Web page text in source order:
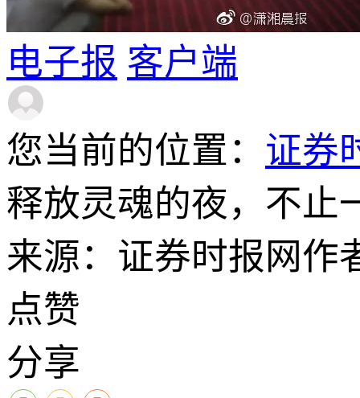
电子报 客户端
您当前的位置： 证券
释放灵魂的夜，不止
来源：证券时报网作
点赞
分享